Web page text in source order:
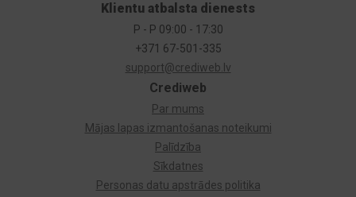
Crediweb
Par mums
Mājas lapas izmantošanas noteikumi
Palīdzība
Sīkdatnes
Personas datu apstrādes politika
Klientu atbalsta dienests
P - P 09:00 - 17:30
+371 67-501-335
support@crediweb.lv